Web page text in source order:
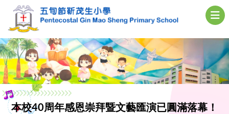
本校40周年感恩崇拜暨文藝匯演已圓滿落幕！